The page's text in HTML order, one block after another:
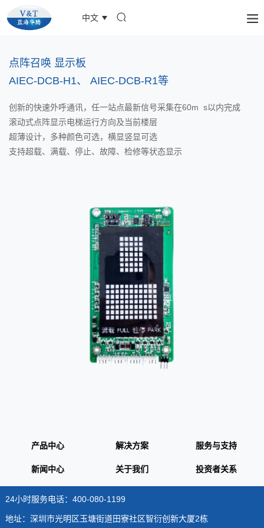
中文
点阵召唤 显⽰板
AIEC-DCB-H1、 AIEC-DCB-R1等
创新的快速外呼通讯，任⼀站点最新信号采集在60m s以内完成
滚动式点阵显⽰电梯运⾏⽅向及当前楼层
超薄设计，多种颜⾊可选，横显竖显可选
⽀持超载、满载、停⽌、故障、检修等状态显⽰
产品中心 解决方案 服务与支持
新闻中心 关于我们 投资者关系
24小时服务电话：400-080-1199
地址：深圳市光明区玉塘街道田寮社区智衍创新大厦2栋